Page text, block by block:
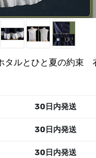
ルとひと夏の約束
30日内発送
30日内発送
30日内発送